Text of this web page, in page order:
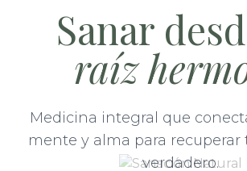
Sanar
raíz
Medicina integral que
mente y alma para recuperar
verdadero.